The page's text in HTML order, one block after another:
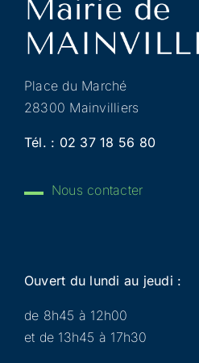
Place du Marché
28300 Mainvilliers
Tél. : 02 37 18 56 80
Nous contacter
Ouvert du lundi au jeudi :
de 8h45 à 12h00
et de 13h45 à 17h30